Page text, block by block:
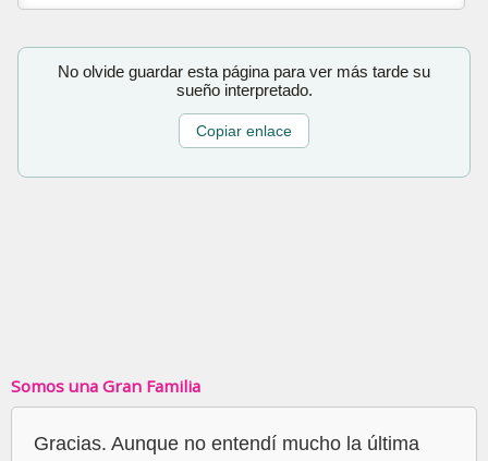
No olvide guardar esta página para ver más tarde su
sueño interpretado.
Copiar enlace
Somos una Gran Familia
Gracias. Aunque no entendí mucho la última